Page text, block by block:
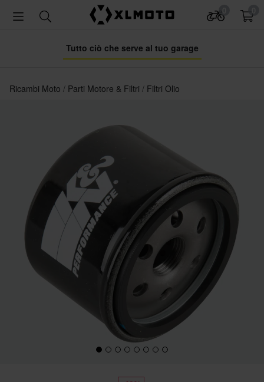
Tutto ciò che serve al tuo garage
Ricambi Moto Parti Motore & Filtri Filtri Olio